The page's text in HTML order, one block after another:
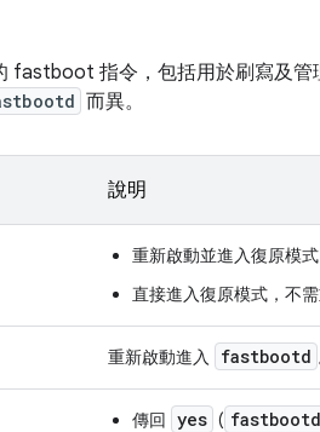
fastboot 指令，包括用於刷寫及管
而異。
說明
重新啟動並進入復原模
直接進入復原模式，不
重新啟動進入 fastbootd
傳回 yes ( fastbootd